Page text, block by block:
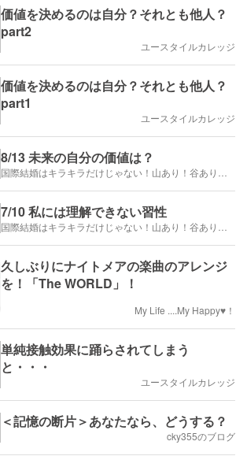
価値を決めるのは自分？それとも他人？
part2
ユースタイルカレッジ
価値を決めるのは自分？それとも他人？
part1
ユースタイルカレッジ
8/13 未来の自分の価値は？
7/10 私には理解できない習性
久しぶりにナイトメアの楽曲のアレンジ
を！「The WORLD」！
My Life ....My Happy♥！
単純接触効果に踊らされてしまう
と・・・
ユースタイルカレッジ
＜記憶の断片＞あなたなら、どうする？
cky355のブログ